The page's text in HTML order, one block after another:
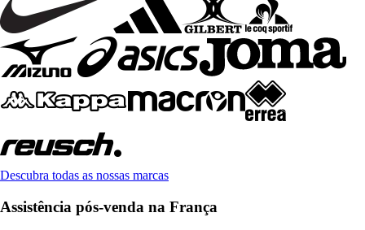
Descubra todas as nossas marcas
Assistência pós-venda na França